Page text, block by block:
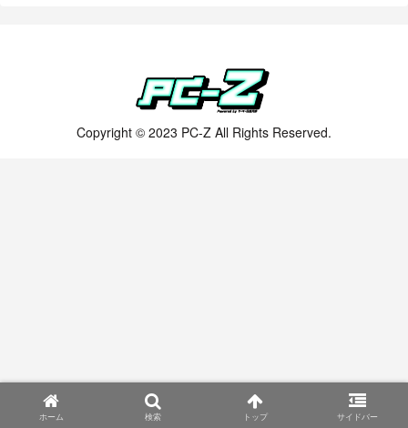
Copyright © 2023 PC-Z All Rights Reserved.
ホーム 検索 トップ サイドバー